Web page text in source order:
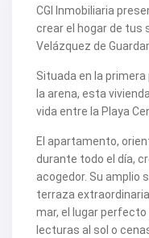
V2109
V2116
V2117
V2122
V2125
V2127
V2148
V2156
V2159
V2160
V2161
V2163
V2165
CGI Inmobiliaria
crear el hogar de tus
Velázquez de
Situada en la
la arena, esta
vida entre la Playa
El apartamento,
durante todo el día,
acogedor. Su amplio
terraza
mar, el lugar
lecturas al sol o